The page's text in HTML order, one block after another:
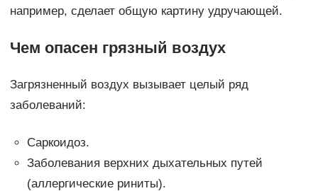
например, сделает общую картину удручающей.
Чем опасен грязный воздух
Загрязненный воздух вызывает целый ряд
заболеваний:
Саркоидоз.
Заболевания верхних дыхательных путей
(аллергические риниты).